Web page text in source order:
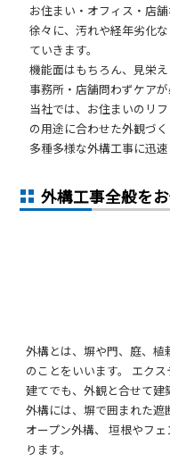
お住まい・オフィス・店
徐々に、汚れや経年劣化
ていきます。
機能面はもちろん、見栄
事務所・店舗問わずケアが
当社では、お住まいのリ
の用途に合わせた外観づ
多種多様な外構工事に迅速
外構工事全般をお
外構とは、塀や門、庭、植
のことをいいます。 エク
建てでも、外観と合せて建
外構には、塀で囲まれた
オープン外構、 垣根やフ
ります。